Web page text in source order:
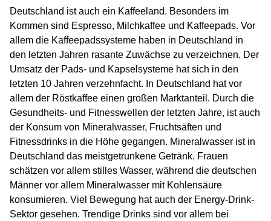
Deutschland ist auch ein Kaffeeland. Besonders im
Kommen sind Espresso, Milchkaffee und Kaffeepads. Vor
allem die Kaffeepadssysteme haben in Deutschland in
den letzten Jahren rasante Zuwächse zu verzeichnen. Der
Umsatz der Pads- und Kapselsysteme hat sich in den
letzten 10 Jahren verzehnfacht. In Deutschland hat vor
allem der Röstkaffee einen großen Marktanteil. Durch die
Gesundheits- und Fitnesswellen der letzten Jahre, ist auch
der Konsum von Mineralwasser, Fruchtsäften und
Fitnessdrinks in die Höhe gegangen. Mineralwasser ist in
Deutschland das meistgetrunkene Getränk. Frauen
schätzen vor allem stilles Wasser, während die deutschen
Männer vor allem Mineralwasser mit Kohlensäure
konsumieren. Viel Bewegung hat auch der Energy-Drink-
Sektor gesehen. Trendige Drinks sind vor allem bei